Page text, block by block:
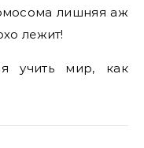
лишняя аж
лежит!
учить мир, как